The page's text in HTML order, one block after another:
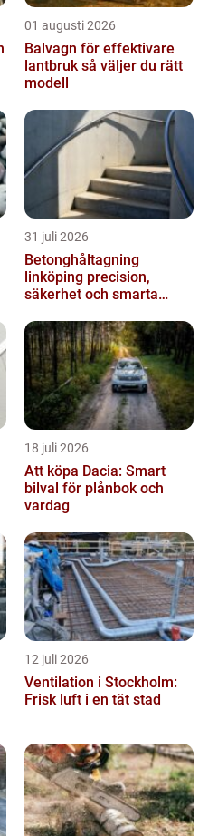
01 augusti 2026
Balvagn för effektivare
lantbruk så väljer du rätt
modell
31 juli 2026
Betonghåltagning
linköping precision,
säkerhet och smarta
18 juli 2026
Att köpa Dacia: Smart
bilval för plånbok och
vardag
12 juli 2026
Ventilation i Stockholm:
Frisk luft i en tät stad